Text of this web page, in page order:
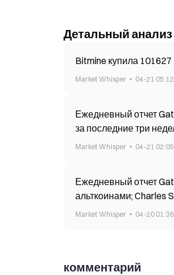
Детальный анализ
Bitmine купила
Market Whisper 04-21 05:12
Ежедневный отчет
за последние три
Market Whisper 04-21 02:05
Ежедневный отчет
альткоинами; Charles
Market Whisper 04-20 01:38
комментарий